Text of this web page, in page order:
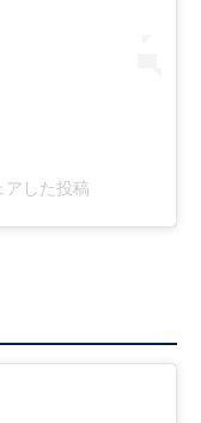
アした投稿